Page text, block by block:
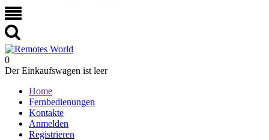
0
Der Einkaufswagen ist leer
Home
Fernbedienungen
Kontakte
Anmelden
Registrieren